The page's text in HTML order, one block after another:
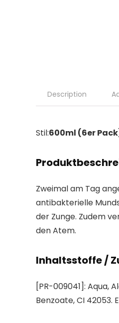
Description
Stil:600ml (6er
Zweimal am Tag
antibakterielle
der Zunge. Zudem
den Atem.
Inhaltsstoffe /
[PR-009041]: Aqua,
Benzoate, CI 42053.